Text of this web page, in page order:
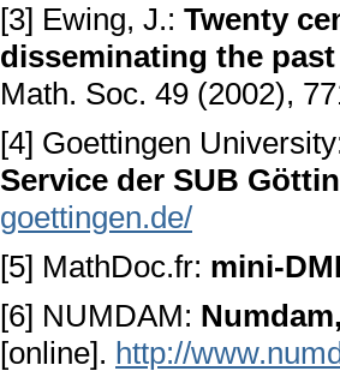
[3] Ewing, J.: Twenty
disseminating the
Math. Soc. 49 (2002),
[4] Goettingen
Service der SUB
goettingen.de/
[5] MathDoc.fr: mini-
[6] NUMDAM:
[online]. http://